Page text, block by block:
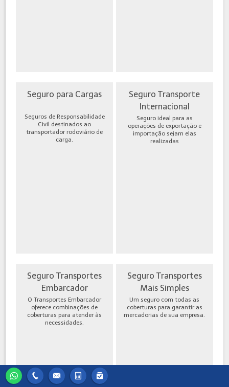
Seguro para Cargas
Seguros de Responsabilidade
Civil destinados ao
transportador rodoviário de
carga.
Seguro Transporte
Internacional
Seguro ideal para as
operações de exportação e
importação sejam elas
realizadas
Seguro Transportes
Embarcador
O Transportes Embarcador
oferece combinações de
coberturas para atender às
necessidades.
Seguro Transportes
Mais Simples
Um seguro com todas as
coberturas para garantir as
mercadorias de sua empresa.